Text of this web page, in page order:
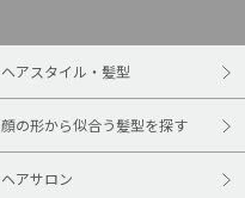
ヘアスタイル・髪型
顔の形から似合う髪型を探す
ヘアサロン